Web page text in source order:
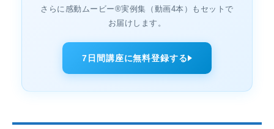
さらに感動ムービー®実例集（動画4本）もセットで
お届けします。
7日間講座に無料登録する